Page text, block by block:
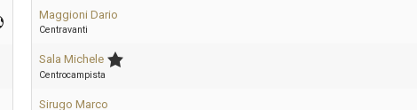
Maggioni Dario
Centravanti
Sala Michele
Centrocampista
Sirugo Marco